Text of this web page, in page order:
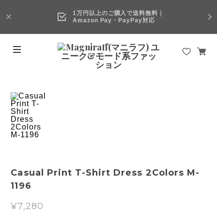
1万円以上のご購入で送料無料｜
Amazon Pay・PayPay対応
Casual Print T-Shirt Dress 2Colors M-
1196
¥7,280